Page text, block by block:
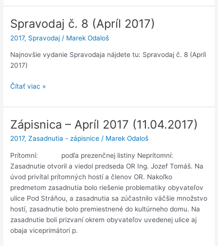
Máj
(09.05.2017)
Spravodaj č. 8 (Apríl 2017)
2017, Spravodaj / Marek Odaloš
Najnovšie vydanie Spravodaja nájdete tu: Spravodaj č. 8 (Apríl
2017)
Spravodaj
8
(Apríl
2017)
Čítať viac »
Zápisnica – Apríl 2017 (11.04.2017)
2017,Zasadnutia - zápisnice / Marek Odaloš
Prítomní: podľa prezenčnej listiny Neprítomní:
Zasadnutie otvoril a viedol predseda OR Ing. Jozef Tomáš. Na
úvod privítal prítomných hostí a členov OR. Nakoľko
predmetom zasadnutia bolo riešenie problematiky obyvateľov
ulice Pod Stráňou, a zasadnutia sa zúčastnilo väčšie množstvo
hostí, zasadnutie bolo premiestnené do kultúrneho domu. Na
zasadnutie boli prizvaní okrem obyvateľov uvedenej ulice aj
obaja viceprimátori p.